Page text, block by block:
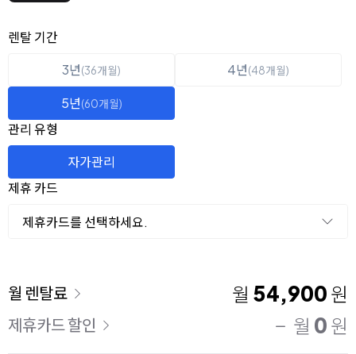
옵션 선택
렌탈 선택
렌탈 기간
3년(36개월) 4년(48개월)
5년(60개월)
관리 유형
자가관리
제휴 카드
제휴카드를 선택하세요.
이용 요금
월 렌탈료 월 54,900 원
제휴카드 할인 월 0 원